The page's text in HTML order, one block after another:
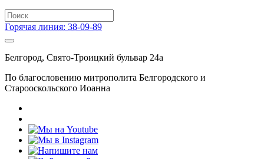
Горячая линия: 38-09-89
Белгород, Свято-Троицкий бульвар 24а
По благословению митрополита Белгородского и
Старооскольского Иоанна